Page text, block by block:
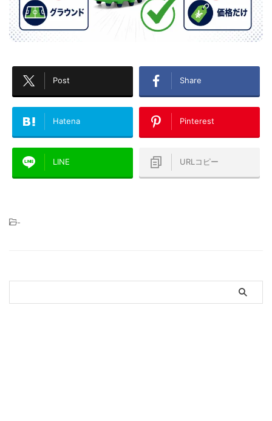
Post Share
Hatena Pinterest
LINE URLコピー
-